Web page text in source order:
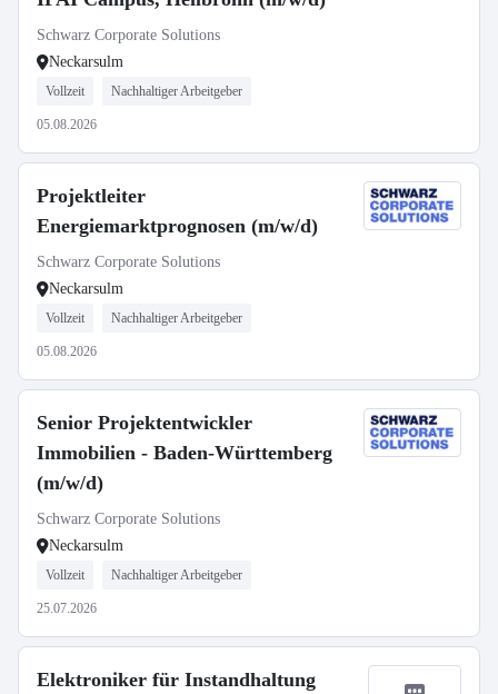
Schwarz Corporate Solutions
Neckarsulm
Vollzeit Nachhaltiger Arbeitgeber
05.08.2026
Projektleiter
Energiemarktprognosen (m/w/d)
Schwarz Corporate Solutions
Neckarsulm
Vollzeit Nachhaltiger Arbeitgeber
05.08.2026
Senior Projektentwickler
Immobilien - Baden-Württemberg
(m/w/d)
Schwarz Corporate Solutions
Neckarsulm
Vollzeit Nachhaltiger Arbeitgeber
25.07.2026
Elektroniker für Instandhaltung